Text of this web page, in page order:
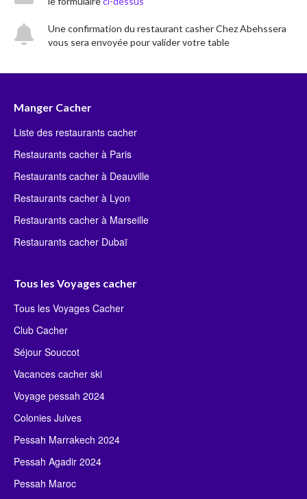
Une confirmation du restaurant casher Chez Abehssera
vous sera envoyée pour valider votre table
Manger Cacher
Liste des restaurants cacher
Restaurants cacher à Paris
Restaurants cacher à Deauville
Restaurants cacher à Lyon
Restaurants cacher à Marseille
Restaurants cacher Dubaï
Tous les Voyages cacher
Tous les Voyages Cacher
Club Cacher
Séjour Souccot
Vacances cacher ski
Voyage pessah 2024
Colonies Juives
Pessah Marrakech 2024
Pessah Agadir 2024
Pessah Maroc